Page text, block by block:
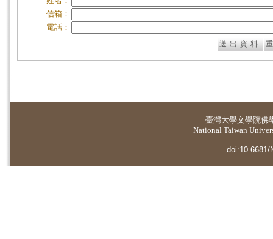
信箱：
電話：
臺灣大學文學院佛
National Taiwan
doi:10.6681/